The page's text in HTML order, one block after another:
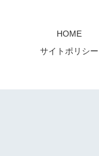
HOME
サイトポリシー